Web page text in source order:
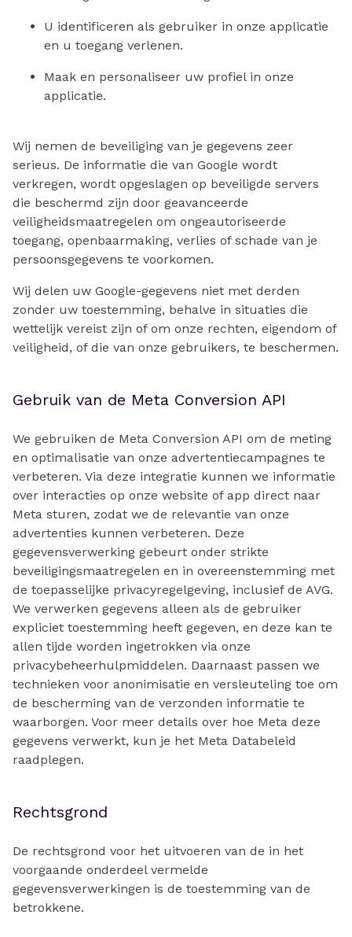
U identificeren als gebruiker in onze applicatie
en u toegang verlenen.
Maak en personaliseer uw profiel in onze
applicatie.
Wij nemen de beveiliging van je gegevens zeer
serieus. De informatie die van Google wordt
verkregen, wordt opgeslagen op beveiligde servers
die beschermd zijn door geavanceerde
veiligheidsmaatregelen om ongeautoriseerde
toegang, openbaarmaking, verlies of schade van je
persoonsgegevens te voorkomen.
Wij delen uw Google-gegevens niet met derden
zonder uw toestemming, behalve in situaties die
wettelijk vereist zijn of om onze rechten, eigendom of
veiligheid, of die van onze gebruikers, te beschermen.
Gebruik van de Meta Conversion API
We gebruiken de Meta Conversion API om de meting
en optimalisatie van onze advertentiecampagnes te
verbeteren. Via deze integratie kunnen we informatie
over interacties op onze website of app direct naar
Meta sturen, zodat we de relevantie van onze
advertenties kunnen verbeteren. Deze
gegevensverwerking gebeurt onder strikte
beveiligingsmaatregelen en in overeenstemming met
de toepasselijke privacyregelgeving, inclusief de AVG.
We verwerken gegevens alleen als de gebruiker
expliciet toestemming heeft gegeven, en deze kan te
allen tijde worden ingetrokken via onze
privacybeheerhulpmiddelen. Daarnaast passen we
technieken voor anonimisatie en versleuteling toe om
de bescherming van de verzonden informatie te
waarborgen. Voor meer details over hoe Meta deze
gegevens verwerkt, kun je het Meta Databeleid
raadplegen.
Rechtsgrond
De rechtsgrond voor het uitvoeren van de in het
voorgaande onderdeel vermelde
gegevensverwerkingen is de toestemming van de
betrokkene.